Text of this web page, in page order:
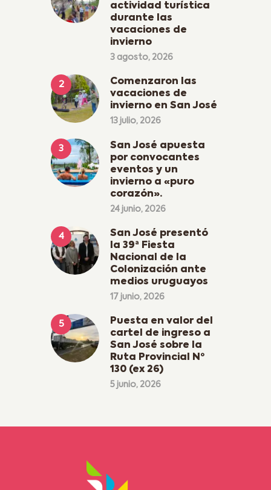
actividad turística
durante las
vacaciones de
invierno
3 agosto, 2026
Comenzaron las
vacaciones de
invierno en San José
13 julio, 2026
San José apuesta
por convocantes
eventos y un
invierno a «puro
corazón».
24 junio, 2026
San José presentó
la 39ª Fiesta
Nacional de la
Colonización ante
medios uruguayos
17 junio, 2026
Puesta en valor del
cartel de ingreso a
San José sobre la
Ruta Provincial Nº
130 (ex 26)
5 junio, 2026